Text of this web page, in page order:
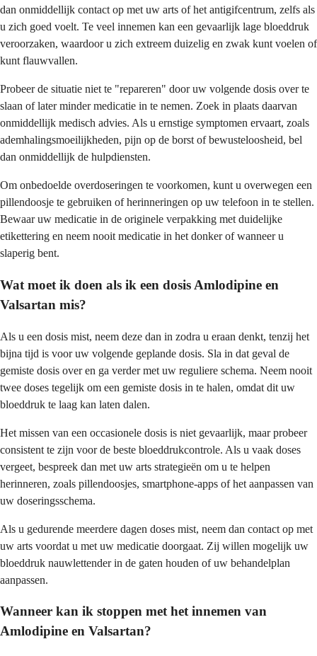
dan onmiddellijk contact op met uw arts of het antigifcentrum, zelfs als
u zich goed voelt. Te veel innemen kan een gevaarlijk lage bloeddruk
veroorzaken, waardoor u zich extreem duizelig en zwak kunt voelen of
kunt flauwvallen.
Probeer de situatie niet te "repareren" door uw volgende dosis over te
slaan of later minder medicatie in te nemen. Zoek in plaats daarvan
onmiddellijk medisch advies. Als u ernstige symptomen ervaart, zoals
ademhalingsmoeilijkheden, pijn op de borst of bewusteloosheid, bel
dan onmiddellijk de hulpdiensten.
Om onbedoelde overdoseringen te voorkomen, kunt u overwegen een
pillendoosje te gebruiken of herinneringen op uw telefoon in te stellen.
Bewaar uw medicatie in de originele verpakking met duidelijke
etikettering en neem nooit medicatie in het donker of wanneer u
slaperig bent.
Wat moet ik doen als ik een dosis Amlodipine en
Valsartan mis?
Als u een dosis mist, neem deze dan in zodra u eraan denkt, tenzij het
bijna tijd is voor uw volgende geplande dosis. Sla in dat geval de
gemiste dosis over en ga verder met uw reguliere schema. Neem nooit
twee doses tegelijk om een gemiste dosis in te halen, omdat dit uw
bloeddruk te laag kan laten dalen.
Het missen van een occasionele dosis is niet gevaarlijk, maar probeer
consistent te zijn voor de beste bloeddrukcontrole. Als u vaak doses
vergeet, bespreek dan met uw arts strategieën om u te helpen
herinneren, zoals pillendoosjes, smartphone-apps of het aanpassen van
uw doseringsschema.
Als u gedurende meerdere dagen doses mist, neem dan contact op met
uw arts voordat u met uw medicatie doorgaat. Zij willen mogelijk uw
bloeddruk nauwlettender in de gaten houden of uw behandelplan
aanpassen.
Wanneer kan ik stoppen met het innemen van
Amlodipine en Valsartan?